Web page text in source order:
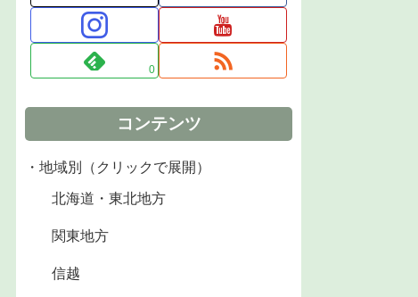
0
コンテンツ
・地域別（クリックで展開）
北海道・東北地方
関東地方
信越